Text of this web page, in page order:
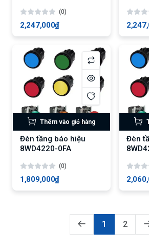
(0)
2,247,000₫
Thêm vào giỏ hàng
Đèn tầng báo hiệu
8WD4220-0FA
(0)
1,809,000₫
Đèn
1 2